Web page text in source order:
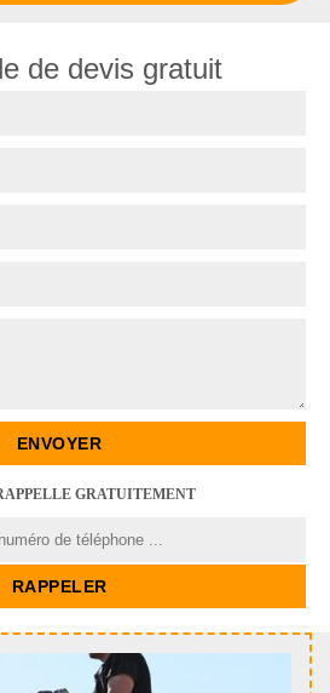
de devis gratuit
GRATUITEMENT